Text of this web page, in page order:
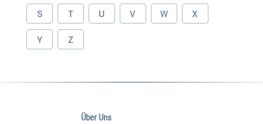
S T U V W X
Y Z
Über Uns